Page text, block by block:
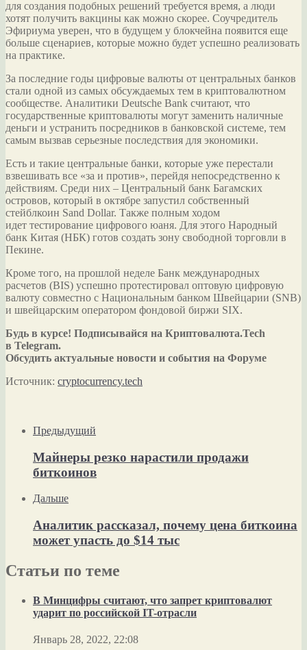
для создания подобных решений требуется время, а люди
хотят получить вакцины как можно скорее. Соучредитель
Эфириума уверен, что в будущем у блокчейна появится еще
больше сценариев, которые можно будет успешно реализовать
на практике.
За последние годы цифровые валюты от центральных банков
стали одной из самых обсуждаемых тем в криптовалютном
сообществе. Аналитики Deutsche Bank считают, что
государственные криптовалюты могут заменить наличные
деньги и устранить посредников в банковской системе, тем
самым вызвав серьезные последствия для экономики.
Есть и такие центральные банки, которые уже перестали
взвешивать все «за и против», перейдя непосредственно к
действиям. Среди них – Центральный банк Багамских
островов, который в октябре запустил собственный
стейблкоин Sand Dollar. Также полным ходом
идет тестирование цифрового юаня. Для этого Народный
банк Китая (НБК) готов создать зону свободной торговли в
Пекине.
Кроме того, на прошлой неделе Банк международных
расчетов (BIS) успешно протестировал оптовую цифровую
валюту совместно с Национальным банком Швейцарии (SNB)
и швейцарским оператором фондовой биржи SIX.
Будь в курсе! Подписывайся на Криптовалюта.Tech
в Telegram.
Обсудить актуальные новости и события на Форуме
Источник: cryptocurrency.tech
Предыдущий
Майнеры резко нарастили продажи
биткоинов
Дальше
Аналитик рассказал, почему цена биткоина
может упасть до $14 тыс
Статьи по теме
В Минцифры считают, что запрет криптовалют
ударит по российской IT-отрасли
Январь 28, 2022, 22:08